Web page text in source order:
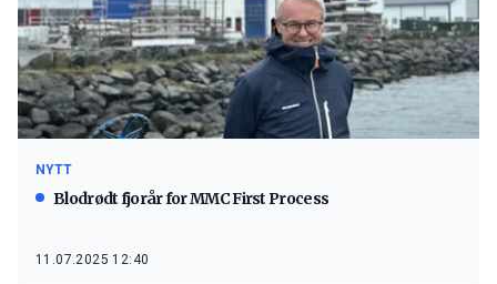
NYTT
Blodrødt fjorår for MMC First Process
11.07.2025 12:40